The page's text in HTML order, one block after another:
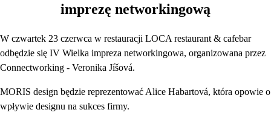
imprezę networkingową
W czwartek 23 czerwca w restauracji LOCA restaurant & cafebar
odbędzie się IV Wielka impreza networkingowa, organizowana przez
Connectworking - Veronika Jíšová.
MORIS design będzie reprezentować Alice Habartová, która opowie o
wpływie designu na sukces firmy.